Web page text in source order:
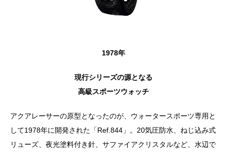
1978年
現行シリーズの源となる
高級スポーツウォッチ
アクアレーサーの原型となったのが、ウォータースポーツ専用と
して1978年に開発された「Ref.844」。20気圧防水、ねじ込み式
リューズ、夜光塗料付き針、サファイアクリスタルなど、水辺で